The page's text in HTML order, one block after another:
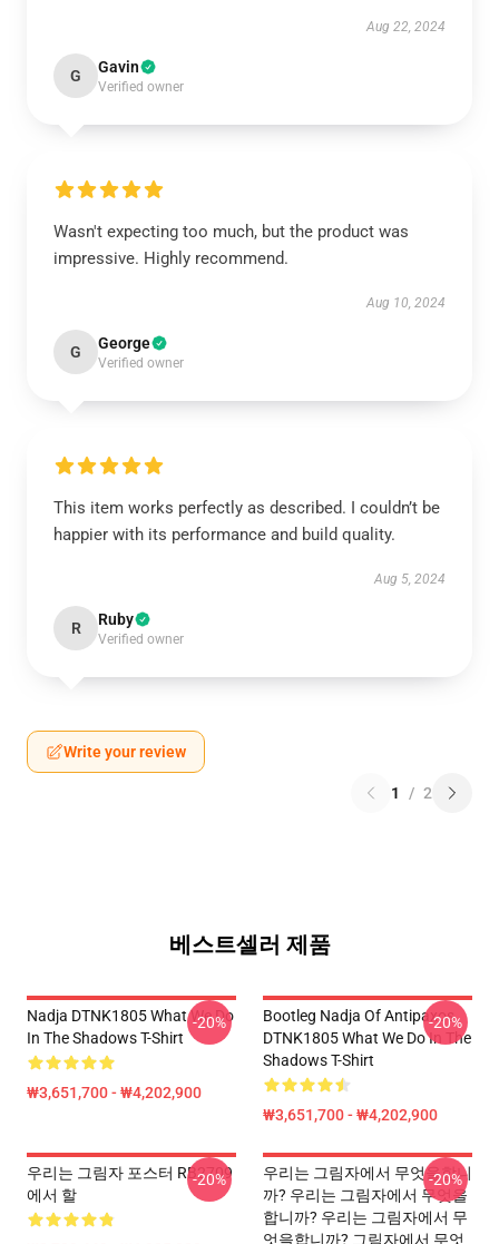
Aug 22, 2024
G Gavin
Verified owner
Wasn't expecting too much, but the product was
impressive. Highly recommend.
Aug 10, 2024
G George
Verified owner
This item works perfectly as described. I couldn’t be
happier with its performance and build quality.
Aug 5, 2024
R Ruby
Verified owner
Write your review
1 / 2
베스트셀러 제품
Nadja DTNK1805 What We Do
In The Shadows T-Shirt
₩3,651,700 - ₩4,202,900
-20%
Bootleg Nadja Of Antipaxos
DTNK1805 What We Do In The
Shadows T-Shirt
₩3,651,700 - ₩4,202,900
-20%
우리는 그림자 포스터 RB2709
에서 할
-20%
우리는 그림자에서 무엇을합니
까? 우리는 그림자에서 무엇을
합니까? 우리는 그림자에서 무
엇을합니까? 그림자에서 무엇
-20%